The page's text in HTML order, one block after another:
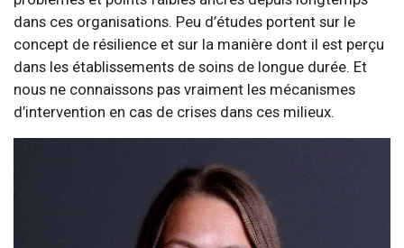
dans ces organisations. Peu d’études portent sur le
concept de résilience et sur la manière dont il est perçu
dans les établissements de soins de longue durée. Et
nous ne connaissons pas vraiment les mécanismes
d’intervention en cas de crises dans ces milieux.